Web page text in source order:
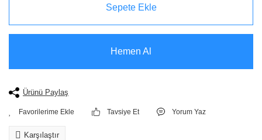
Sepete Ekle
Hemen Al
Ürünü Paylaş
Tavsiye Et Yorum Yaz
Karşılaştır